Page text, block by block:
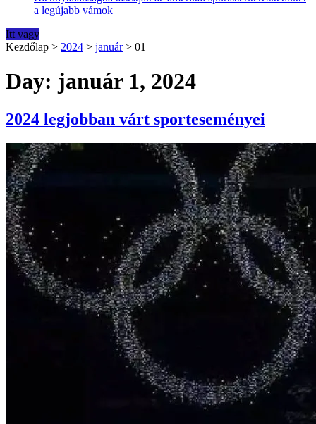
a legújabb vámok
Itt vagy
Kezdőlap > 2024 > január > 01
Day: január 1, 2024
2024 legjobban várt sporteseményei